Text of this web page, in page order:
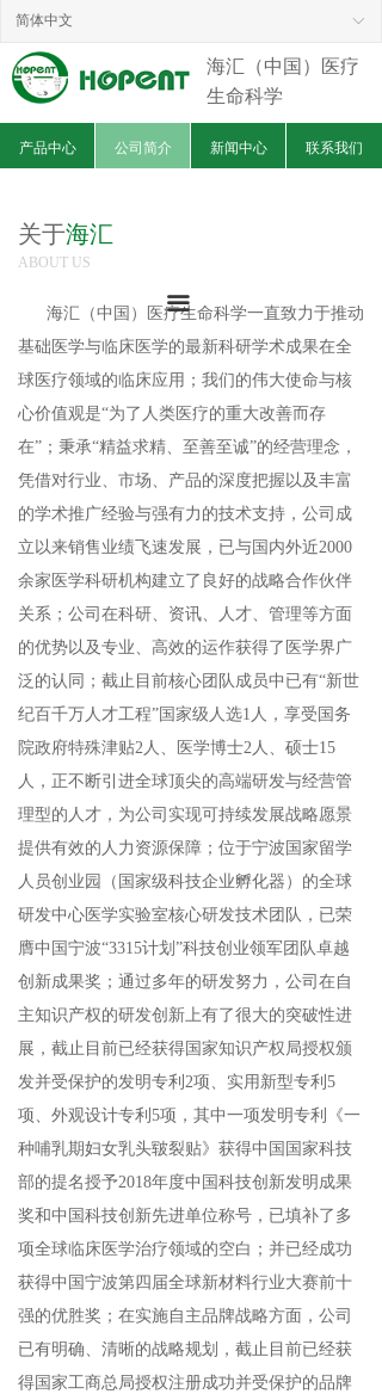
ꀅ
简体中文
产品中心 公司简介 新闻中心 联系我们
海汇（中国）医疗
生命科学
海汇（中国）医疗生命科学一直致力于推动
基础医学与临床医学的最新科研学术成果在全
球医疗领域的临床应用；我们的伟大使命与核
心价值观是“为了人类医疗的重大改善而存
在”；秉承“精益求精、至善至诚”的经营理念，
凭借对行业、市场、产品的深度把握以及丰富
的学术推广经验与强有力的技术支持，公司成
立以来销售业绩飞速发展，已与国内外近2000
余家医学科研机构建立了良好的战略合作伙伴
关系；公司在科研、资讯、人才、管理等方面
的优势以及专业、高效的运作获得了医学界广
泛的认同；截止目前核心团队成员中已有“新世
纪百千万人才工程”国家级人选1人，享受国务
院政府特殊津贴2人、医学博士2人、硕士15
人，正不断引进全球顶尖的高端研发与经营管
理型的人才，为公司实现可持续发展战略愿景
提供有效的人力资源保障；位于宁波国家留学
人员创业园（国家级科技企业孵化器）的全球
研发中心医学实验室核心研发技术团队，已荣
膺中国宁波“3315计划”科技创业领军团队卓越
创新成果奖；通过多年的研发努力，公司在自
主知识产权的研发创新上有了很大的突破性进
展，截止目前已经获得国家知识产权局授权颁
发并受保护的发明专利2项、实用新型专利5
项、外观设计专利5项，其中一项发明专利《一
种哺乳期妇女乳头皲裂贴》获得中国国家科技
部的提名授予2018年度中国科技创新发明成果
奖和中国科技创新先进单位称号，已填补了多
项全球临床医学治疗领域的空白；并已经成功
获得中国宁波第四届全球新材料行业大赛前十
强的优胜奖；在实施自主品牌战略方面，公司
已有明确、清晰的战略规划，截止目前已经获
得国家工商总局授权注册成功并受保护的品牌
关于海汇
ABOUT US
끀